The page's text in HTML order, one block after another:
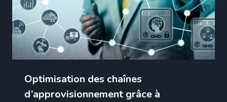
Optimisation des chaînes
d’approvisionnement grâce à